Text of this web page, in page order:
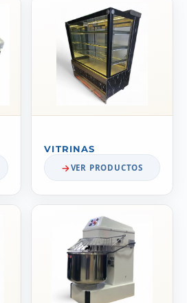
VITRINAS
VER PRODUCTOS